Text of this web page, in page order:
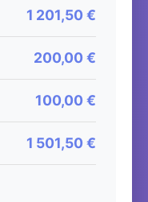
1 201,50 €
200,00 €
100,00 €
1 501,50 €